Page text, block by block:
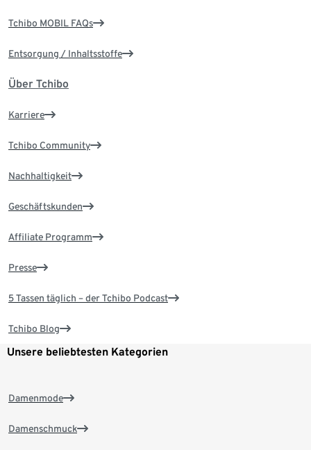
Tchibo MOBIL FAQs
Entsorgung / Inhaltsstoffe
Über Tchibo
Karriere
Tchibo Community
Nachhaltigkeit
Geschäftskunden
Affiliate Programm
Presse
5 Tassen täglich – der Tchibo Podcast
Tchibo Blog
Unsere beliebtesten Kategorien
Damenmode
Damenschmuck